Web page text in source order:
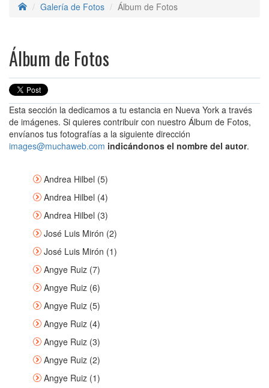
Galería de Fotos Álbum de Fotos
Álbum de Fotos
Esta sección la dedicamos a tu estancia en Nueva York a través
de imágenes. Si quieres contribuir con nuestro Álbum de Fotos,
envíanos tus fotografías a la siguiente dirección
images@muchaweb.com indicándonos el nombre del autor.
Andrea Hilbel (5)
Andrea Hilbel (4)
Andrea Hilbel (3)
José Luis Mirón (2)
José Luis Mirón (1)
Angye Ruiz (7)
Angye Ruiz (6)
Angye Ruiz (5)
Angye Ruiz (4)
Angye Ruiz (3)
Angye Ruiz (2)
Angye Ruiz (1)